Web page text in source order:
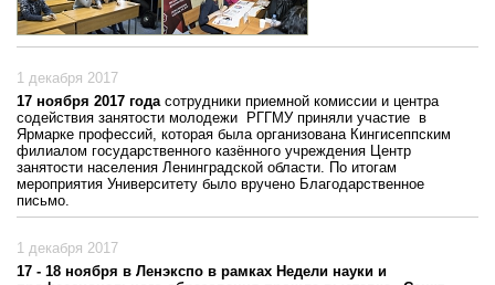
1 декабря 2017
17 ноября 2017 года сотрудники приемной комиссии и центра
содействия занятости молодежи РГГМУ приняли участие в
Ярмарке профессий, которая была организована Кингисеппским
филиалом государственного казённого учреждения Центр
занятости населения Ленинградской области. По итогам
мероприятия Университету было вручено Благодарственное
письмо.
1 декабря 2017
17 - 18 ноября в Ленэкспо в рамках Недели науки и